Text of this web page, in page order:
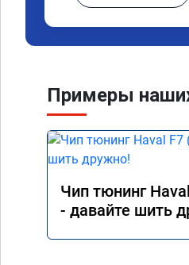
Примеры
Чип тюнинг
- давайте шить